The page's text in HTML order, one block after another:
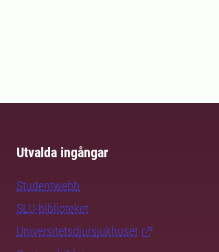
Utvalda ingångar
Studentwebb
SLU-biblioteket
Universitetsdjursjukhuset